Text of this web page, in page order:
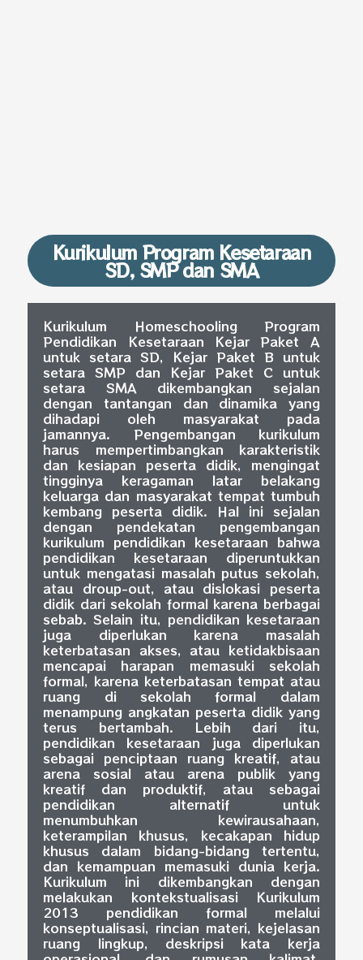
Kurikulum Program Kesetaraan
SD, SMP dan SMA
Kurikulum Homeschooling Program
Pendidikan Kesetaraan Kejar Paket A
untuk setara SD, Kejar Paket B untuk
setara SMP dan Kejar Paket C untuk
setara SMA dikembangkan sejalan
dengan tantangan dan dinamika yang
dihadapi oleh masyarakat pada
jamannya. Pengembangan kurikulum
harus mempertimbangkan karakteristik
dan kesiapan peserta didik, mengingat
tingginya keragaman latar belakang
keluarga dan masyarakat tempat tumbuh
kembang peserta didik. Hal ini sejalan
dengan pendekatan pengembangan
kurikulum pendidikan kesetaraan bahwa
pendidikan kesetaraan diperuntukkan
untuk mengatasi masalah putus sekolah,
atau droup-out, atau dislokasi peserta
didik dari sekolah formal karena berbagai
sebab. Selain itu, pendidikan kesetaraan
juga diperlukan karena masalah
keterbatasan akses, atau ketidakbisaan
mencapai harapan memasuki sekolah
formal, karena keterbatasan tempat atau
ruang di sekolah formal dalam
menampung angkatan peserta didik yang
terus bertambah. Lebih dari itu,
pendidikan kesetaraan juga diperlukan
sebagai penciptaan ruang kreatif, atau
arena sosial atau arena publik yang
kreatif dan produktif, atau sebagai
pendidikan alternatif untuk
menumbuhkan kewirausahaan,
keterampilan khusus, kecakapan hidup
khusus dalam bidang-bidang tertentu,
dan kemampuan memasuki dunia kerja.
Kurikulum ini dikembangkan dengan
melakukan kontekstualisasi Kurikulum
2013 pendidikan formal melalui
konseptualisasi, rincian materi, kejelasan
ruang lingkup, deskripsi kata kerja